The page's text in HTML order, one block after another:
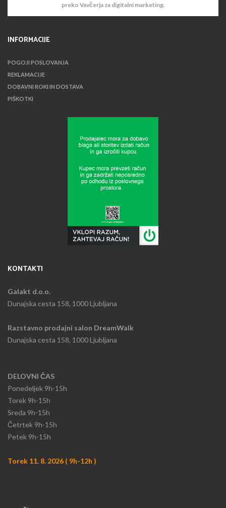
preko Vavčerja za digitalni marketing.
INFORMACIJE
POGOJI POSLOVANJA
REKLAMACIJE
DOBAVNI ROKI IN DOSTAVA
PIŠKOTKI
KONTAKTI
Galakt d.o.o.
Dunajska cesta 158, 1000 Ljubljana
Razstavno prodajni salon DreamWalk
Dunajska cesta 158, 1000 Ljubljana
DELOVNI ČAS
Ponedeljek 9h-15h​
Torek 9h-15h​
Sreda 9h-15h
​Četrtek 9h-15h
Petek 9h-15h
Torek 11. 8. 2026 ( 9h-12h )